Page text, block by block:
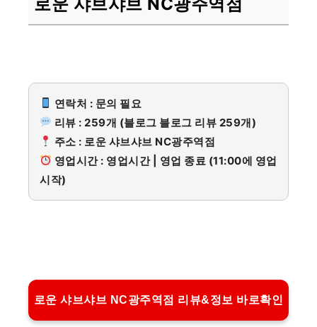
로운 샤브샤브 NC광주역점
연락처 : 문의 필요
리뷰 : 259개 (블로그 블로그 리뷰 259개)
주소 : 로운 샤브샤브 NC광주역점
영업시간 : 영업시간 | 영업 종료 (11:00에 영업
시작)
로운 샤브샤브 NC광주역점 리뷰&정보 바로확인